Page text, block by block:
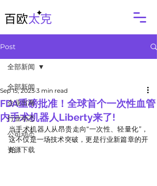
Post
全部新闻
企业出海
行业动态
公司动态
资源下载
全部新闻
FDA重磅批准！全球首个一次性血管
内手术机器人Liberty来了!
Sep 15, 2025 3 min read
当手术机器人从昂贵走向“一次性、轻量化”，
这不仅是一场技术突破，更是行业新篇章的开
始！